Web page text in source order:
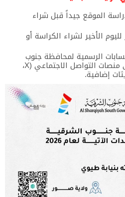
الموقع جيداً قبل شراء
لليوم الأخير لشراء الكراسة أو
الرسمية لمحافظة جنوب
الشرقية (ss_governor_) على منصات التواصل الاجتماعي (X،
إضافية.